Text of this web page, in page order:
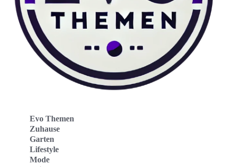
Evo Themen
Zuhause
Garten
Lifestyle
Mode